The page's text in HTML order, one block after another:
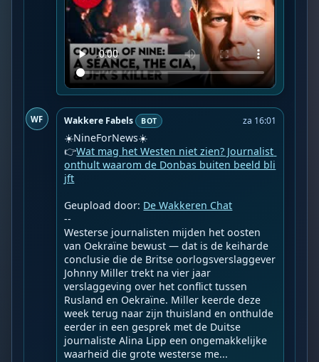
WF Wakkere Fabels BOT za 16:01
☀️NineForNews☀️
👉Wat mag het Westen niet zien? Journalist
onthult waarom de Donbas buiten beeld bli
jft
Geupload door: De Wakkeren Chat
--
Westerse journalisten mijden het oosten
van Oekraïne bewust — dat is de keiharde
conclusie die de Britse oorlogsverslaggever
Johnny Miller trekt na vier jaar
verslaggeving over het conflict tussen
Rusland en Oekraïne. Miller keerde deze
week terug naar zijn thuisland en onthulde
eerder in een gesprek met de Duitse
journaliste Alina Lipp een ongemakkelijke
waarheid die grote westerse me...